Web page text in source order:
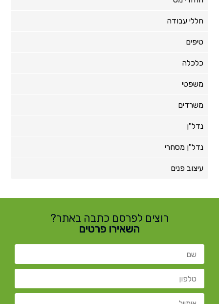
חללי עבודה
טיפים
כלכלה
משפטי
משרדים
נדל"ן
נדל"ן מסחרי
עיצוב פנים
רוצים לפרסם כתבה באתר?
השאירו פרטים